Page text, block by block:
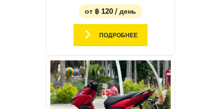
от ฿ 120 / день
ПОДРОБНЕЕ